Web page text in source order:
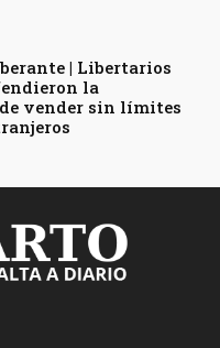
| Libertarios
la
vender sin límites